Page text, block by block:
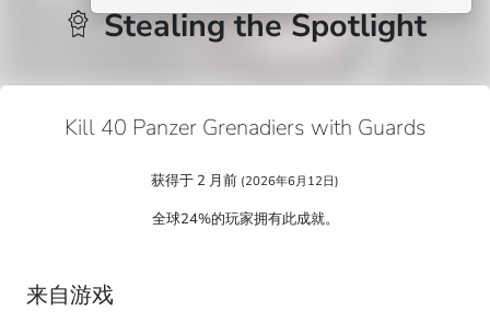
Stealing the Spotlight
Kill 40 Panzer Grenadiers with Guards
获得于 2 月前 (2026年6月12日)
全球24%的玩家拥有此成就。
来自游戏